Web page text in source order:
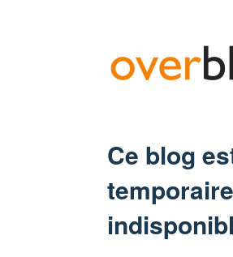
Ce blog